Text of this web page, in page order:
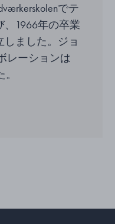
でテ
1966年の卒業
ました。ジョ
レーションは